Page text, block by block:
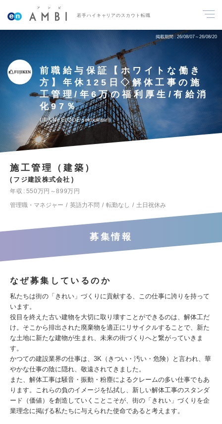
若手ハイキャリアのスカウト転職
掲載期間 26/08/07～26/08/20
前職給与保証【ホワイトな働き
方】年休125日◇解体工事の施
工管理/年6万の福利厚生/有給消
化97％
求人No.ELQOE-sekoukanri
施工管理（建築）
フジ建設株式会社
年収
550万円～899万円
管理職・マネジャー
英語力不問 転勤なし 土日祝休み
募集情報
なぜ募集しているのか
私たちは街の「きれい」づくりに貢献する、この仕事に誇りを持って
います。
役目を終えた古い建物を大切に取り壊すことができるのは、解体工だ
け。そこから排出された廃棄物を適正にリサイクルすることで、新た
な土地に新たな建物が生まれ、未来の街づくりへと繋がっていきま
す。
かつての建設業界の仕事は、3K（きつい・汚い・危険）と言われ、華
やかな仕事の陰に隠れ、敬遠されてきました。
また、解体工事は騒音・振動・粉塵によるクレームの多い仕事でもあ
ります。これらの負のイメージを払拭し、新しい解体工事のスタンダ
ード（価値）を創造していくことこそが、街の「きれい」づくりを企
業理念に掲げる私たちに与えられた使命であると考えます。